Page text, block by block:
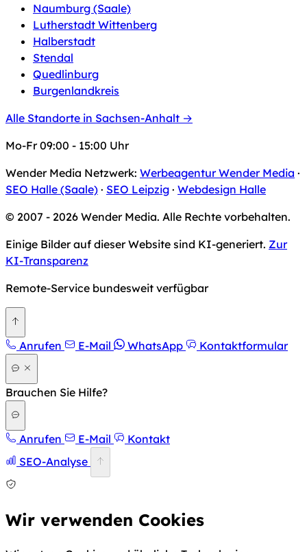
Naumburg (Saale)
Lutherstadt Wittenberg
Halberstadt
Stendal
Quedlinburg
Burgenlandkreis
Alle Standorte in Sachsen-Anhalt →
Mo-Fr 09:00 - 15:00 Uhr
Wender Media Netzwerk: Werbeagentur Wender Media ·
SEO Halle (Saale) · SEO Leipzig · Webdesign Halle
© 2007 - 2026 Wender Media. Alle Rechte vorbehalten.
Einige Bilder auf dieser Website sind KI-generiert. Zur
KI-Transparenz
Remote-Service bundesweit verfügbar
Anrufen E-Mail WhatsApp Kontaktformular
Brauchen Sie Hilfe?
Anrufen E-Mail
Kontakt
SEO-Analyse
Wir verwenden Cookies